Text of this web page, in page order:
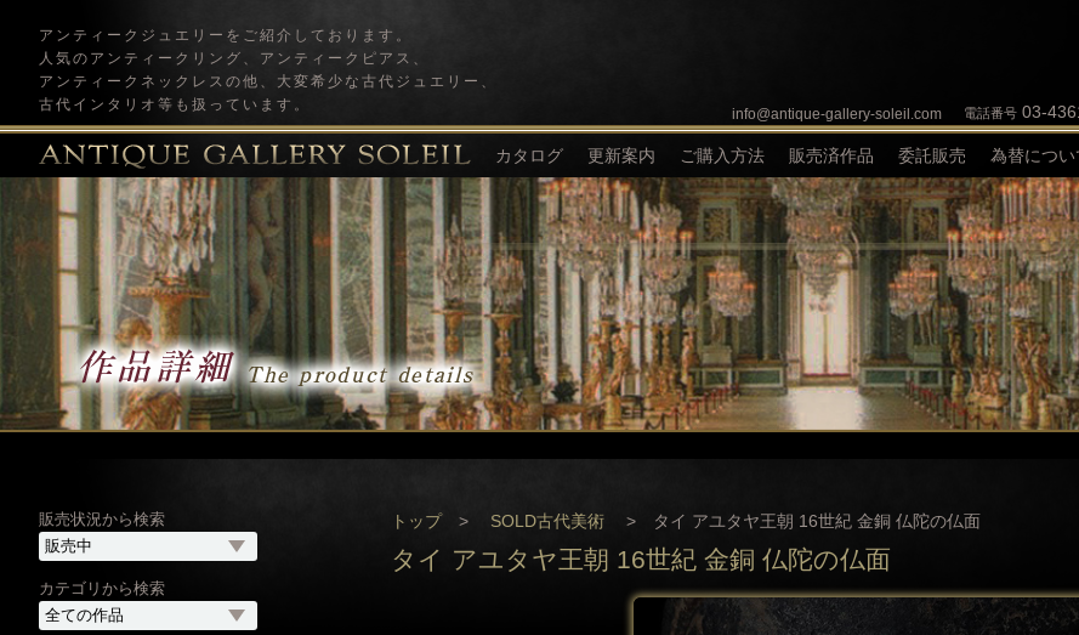
アンティークジュエリーをご紹介しております。
人気のアンティークリング、アンティークピアス、
アンティークネックレスの他、大変希少な古代ジュエリー、
古代インタリオ等も扱っています。
info@antique-gallery-soleil.com 電話番号 03-
カタログ 更新案内 ご購入方法 販売済作品 委託販売 為替につい
販売状況から検索
カテゴリから検索
トップ> SOLD古代美術 > タイ アユタヤ王朝 16世紀 金銅 仏陀の仏面
タイ アユタヤ王朝 16世紀 金銅 仏陀の仏面